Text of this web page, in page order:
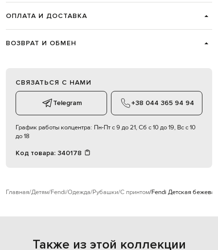
ОПЛАТА И ДОСТАВКА
ВОЗВРАТ И ОБМЕН
СВЯЗАТЬСЯ С НАМИ
Telegram +38 044 365 94 94
График работы колцентра: Пн-Пт с 9 до 21, Сб с 10 до 19, Вс с 10
до 18
Код товара: 340178
Главная Детям Fendi Одежда Рубашки С принтом Fendi Детская
Также из этой коллекции